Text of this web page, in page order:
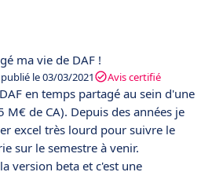
ma vie de DAF !
le 03/03/2021 Avis certifié
en temps partagé au sein d'une
M€ de CA). Depuis des années je
excel très lourd pour suivre le
sur le semestre à venir.
version beta et c'est une